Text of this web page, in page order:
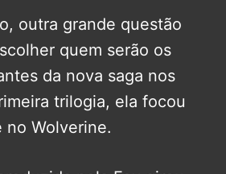
outra grande questão
quem serão os
da nova saga nos
trilogia, ela focou
no Wolverine.